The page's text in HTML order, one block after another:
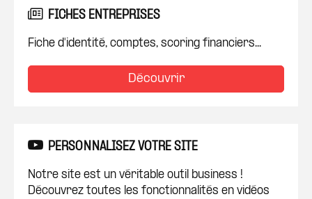
FICHES ENTREPRISES
Fiche d'identité, comptes, scoring financiers...
Découvrir
PERSONNALISEZ VOTRE SITE
Notre site est un véritable outil business !
Découvrez toutes les fonctionnalités en vidéos